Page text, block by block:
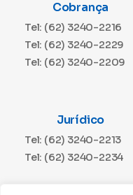
Cobrança
Tel: (62) 3240-2216
Tel: (62) 3240-2229
Tel: (62) 3240-2209
Jurídico
Tel: (62) 3240-2213
Tel: (62) 3240-2234